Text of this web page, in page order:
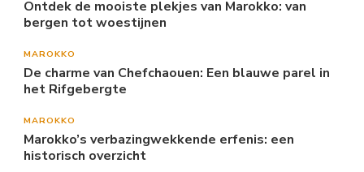
Ontdek de mooiste plekjes van Marokko: van
bergen tot woestijnen
MAROKKO
De charme van Chefchaouen: Een blauwe parel in
het Rifgebergte
MAROKKO
Marokko’s verbazingwekkende erfenis: een
historisch overzicht